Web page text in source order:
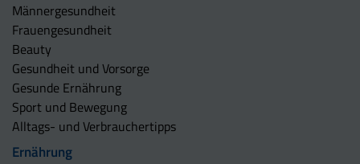
Männergesundheit
Frauengesundheit
Beauty
Gesundheit und Vorsorge
Gesunde Ernährung
Sport und Bewegung
Alltags- und Verbrauchertipps
Ernährung